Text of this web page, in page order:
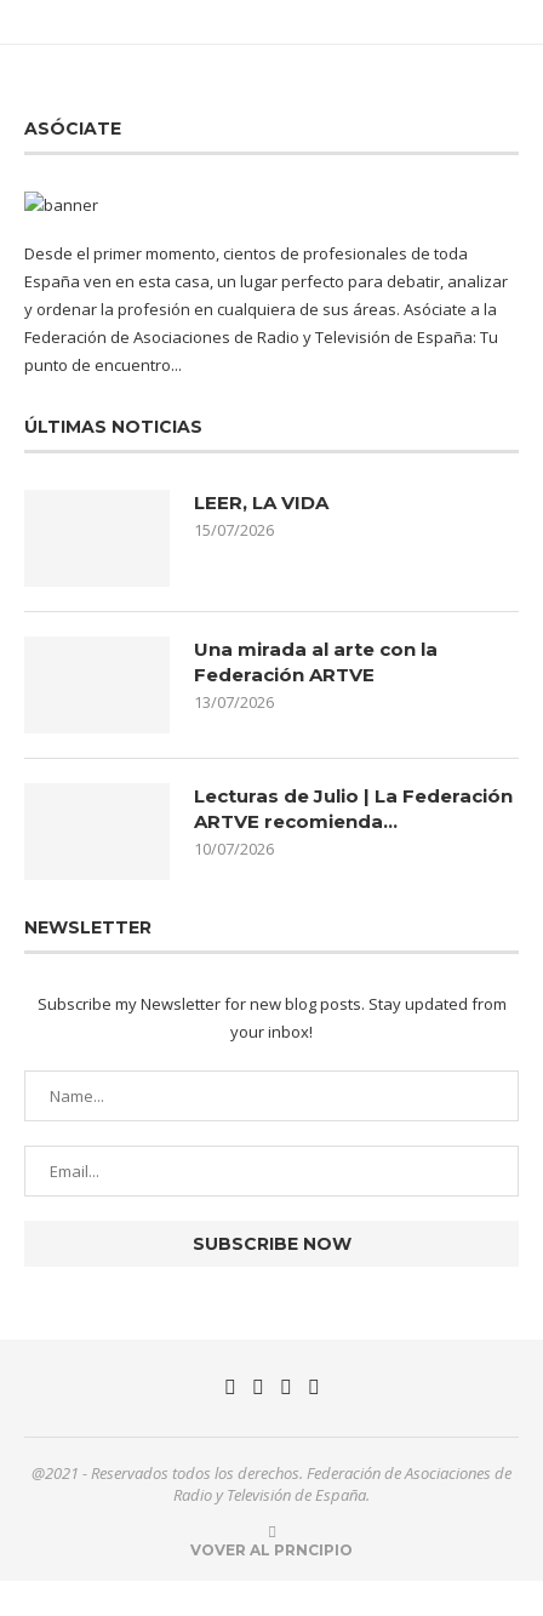
ASÓCIATE
Desde el primer momento, cientos de profesionales de toda
España ven en esta casa, un lugar perfecto para debatir, analizar
y ordenar la profesión en cualquiera de sus áreas. Asóciate a la
Federación de Asociaciones de Radio y Televisión de España: Tu
punto de encuentro...
ÚLTIMAS NOTICIAS
LEER, LA VIDA
15/07/2026
Una mirada al arte con la
Federación ARTVE
13/07/2026
Lecturas de Julio | La Federación
ARTVE recomienda…
10/07/2026
NEWSLETTER
Subscribe my Newsletter for new blog posts. Stay updated from
your inbox!
@2021 - Reservados todos los derechos. Federación de Asociaciones de
Radio y Televisión de España.
VOVER AL PRNCIPIO